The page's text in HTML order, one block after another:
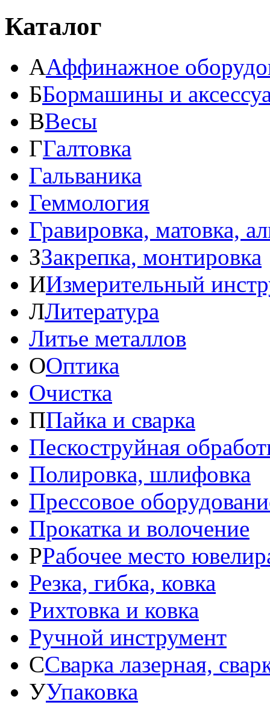
Каталог
ААффинажное
ББормашины и
ВВесы
ГГалтовка
Гальваника
Геммология
Гравировка, матовка,
ЗЗакрепка, монтировка
ИИзмерительный
ЛЛитература
Литье металлов
ООптика
Очистка
ППайка и сварка
Пескоструйная
Полировка, шлифовка
Прессовое
Прокатка и волочение
РРабочее место
Резка, гибка, ковка
Рихтовка и ковка
Ручной инструмент
ССварка лазерная,
УУпаковка